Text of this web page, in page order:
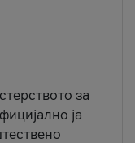
за
ја